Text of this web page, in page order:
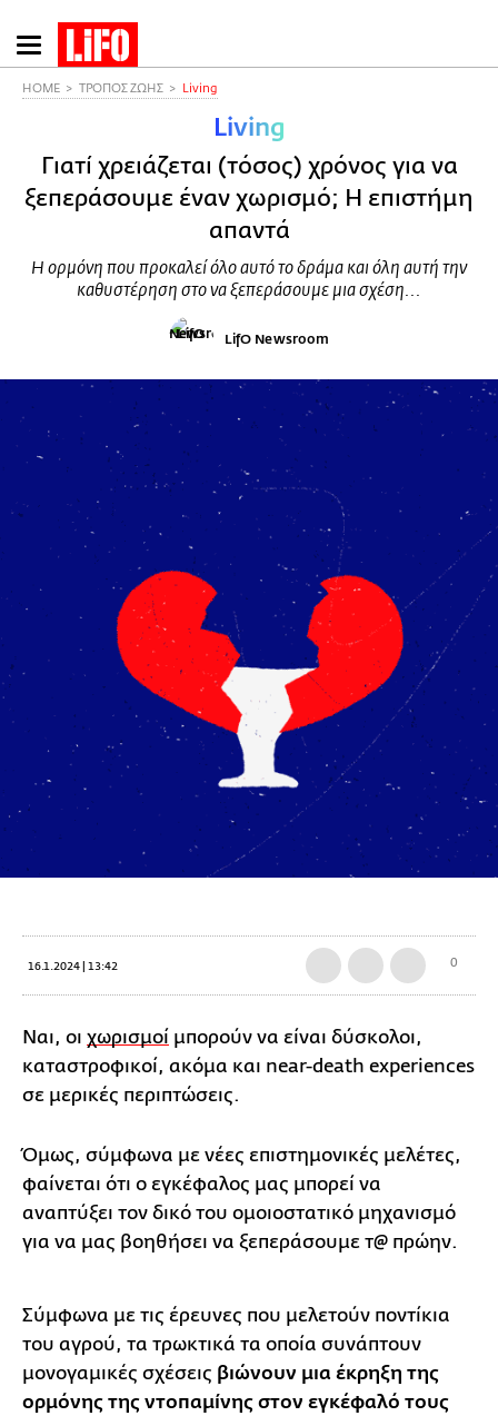
Παράκαμψη
προς
HOME ΤΡΟΠΟΣ ΖΩΗΣ Living
Living
Γιατί χρειάζεται (τόσος) χρόνος για να
ξεπεράσουμε έναν χωρισμό; Η επιστήμη
απαντά
Η ορμόνη που προκαλεί όλο αυτό το δράμα και όλη αυτή την
καθυστέρηση στο να ξεπεράσουμε μια σχέση...
LifO Newsroom
16.1.2024 | 13:42 0
Ναι, οι χωρισμοί μπορούν να είναι δύσκολοι,
καταστροφικοί, ακόμα και near-death experiences
σε μερικές περιπτώσεις.
Όμως, σύμφωνα με νέες επιστημονικές μελέτες,
φαίνεται ότι ο εγκέφαλος μας μπορεί να
αναπτύξει τον δικό του ομοιοστατικό μηχανισμό
για να μας βοηθήσει να ξεπεράσουμε τ@ πρώην.
Σύμφωνα με τις έρευνες που μελετούν ποντίκια
του αγρού, τα τρωκτικά τα οποία συνάπτουν
μονογαμικές σχέσεις βιώνουν μια έκρηξη της
ορμόνης της ντοπαμίνης στον εγκέφαλό τους